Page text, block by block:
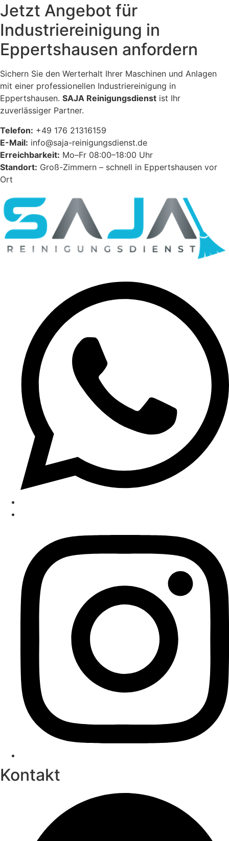
Jetzt Angebot für
Industriereinigung in
Eppertshausen anfordern
Sichern Sie den Werterhalt Ihrer Maschinen und Anlagen
mit einer professionellen Industriereinigung in
Eppertshausen. SAJA Reinigungsdienst ist Ihr
zuverlässiger Partner.
Telefon: +49 176 21316159
E-Mail: info@saja-reinigungsdienst.de
Erreichbarkeit: Mo–Fr 08:00–18:00 Uhr
Standort: Groß-Zimmern – schnell in Eppertshausen vor
Ort
Kontakt